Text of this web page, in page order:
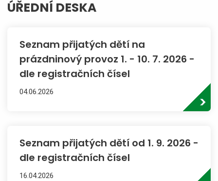
ÚŘEDNÍ DESKA
Seznam přijatých dětí na
prázdninový provoz 1. - 10. 7. 2026 -
dle registračních čísel
04.06.2026
Seznam přijatých dětí od 1. 9. 2026 -
dle registračních čísel
16.04.2026